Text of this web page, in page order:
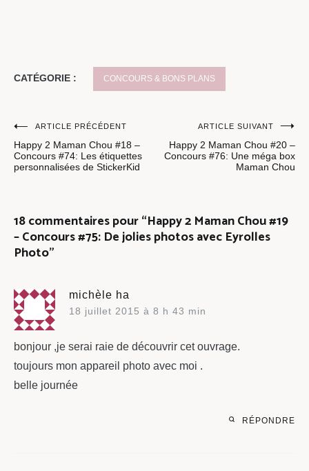
CATÉGORIE : CONCOURS & BONS PLANS
Navigation
de
ARTICLE PRÉCÉDENT
Happy 2 Maman Chou #18 –
Concours #74: Les étiquettes
personnalisées de StickerKid
ARTICLE SUIVANT
Happy 2 Maman Chou #20 –
Concours #76: Une méga box
Maman Chou
18 commentaires pour “Happy 2 Maman Chou #19
– Concours #75: De jolies photos avec Eyrolles
Photo”
michèle ha
18 juillet 2015 à 8 h 43 min
bonjour ,je serai raie de découvrir cet ouvrage.
toujours mon appareil photo avec moi .
belle journée
RÉPONDRE